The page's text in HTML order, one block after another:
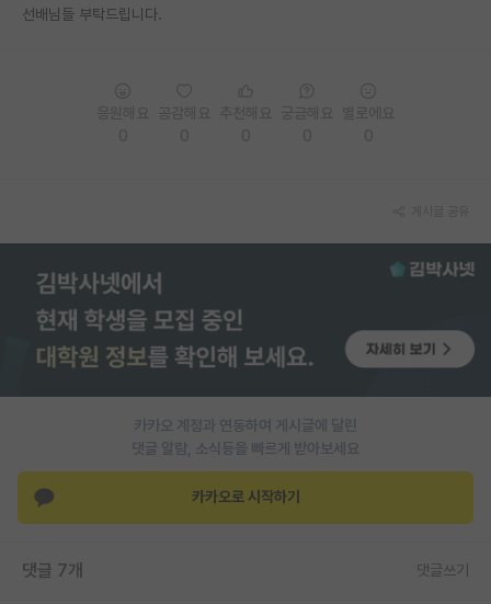
석박사 채용 정보 게시판
PI 전용 게시판
인문사회 계열 게시판
특수/전문대학원 게시판
반도체/AI 게시판
장학금/장학생 게시판
학술 정보 게시판
선배님들 부탁드립니다.
카카오 계정과 연동하여 게시글에 달린
댓글 알람, 소식등을 빠르게 받아보세요
카카오로 시작하기
댓글 7개 댓글쓰기